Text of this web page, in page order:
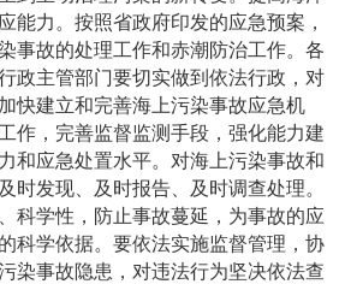
能力。按照省政府印发的应急预案，
事故的处理工作和赤潮防治工作。各
政主管部门要切实做到依法行政，对
快建立和完善海上污染事故应急机
作，完善监督监测手段，强化能力建
和应急处置水平。对海上污染事故和
时发现、及时报告、及时调查处理。
科学性，防止事故蔓延，为事故的应
科学依据。要依法实施监督管理，协
染事故隐患，对违法行为坚决依法查